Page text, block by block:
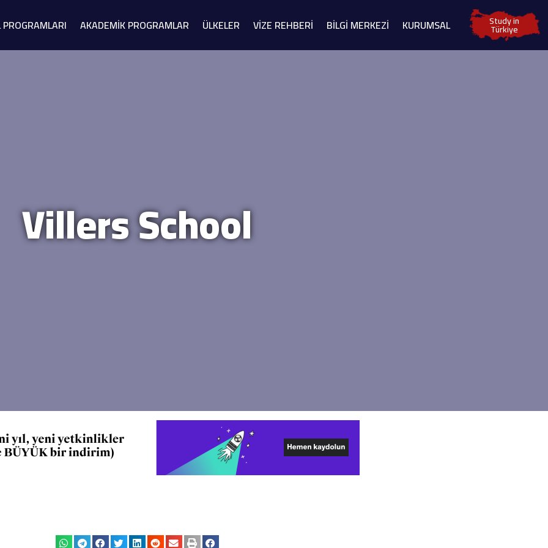
AKADEMİK PROGRAMLAR ÜLKELER VİZE REHBERİ BİLGİ MERKEZİ KURUMSAL Study in
Türkiye
Villers School